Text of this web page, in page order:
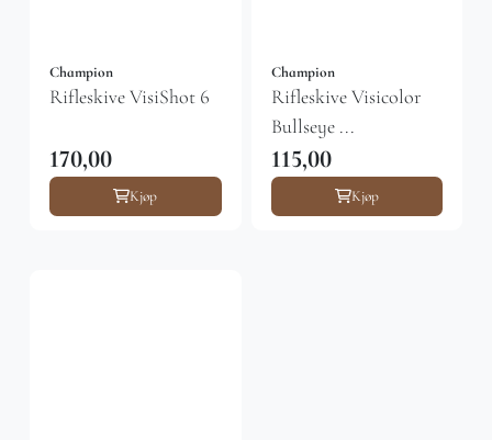
Champion
Rifleskive VisiShot 6
170,00
Kjøp
Champion
Rifleskive Visicolor
Bullseye ...
115,00
Kjøp